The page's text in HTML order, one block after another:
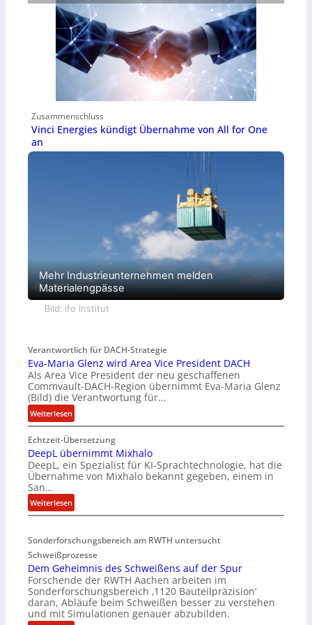
Zusammenschluss
Vinci Energies kündigt Übernahme von All for One
an
Mehr Industrieunternehmen melden
Materialengpässe
Bild: ifo Institut
Verantwortlich für DACH-Strategie
Eva-Maria Glenz wird Area Vice President DACH
Als Area Vice President der neu geschaffenen
Commvault-DACH-Region übernimmt Eva-Maria Glenz
(Bild) die Verantwortung für…
Weiterlesen:
E
v
a
-
M
a
r
i
G
l
e
n
z
w
Echtzeit-Übersetzung
DeepL übernimmt Mixhalo
DeepL, ein Spezialist für KI-Sprachtechnologie, hat die
Übernahme von Mixhalo bekannt gegeben, einem in
San…
Weiterlesen:
D
e
p
L
ü
b
e
r
Sonderforschungsbereich am RWTH untersucht
Schweißprozesse
Dem Geheimnis des Schweißens auf der Spur
Forschende der RWTH Aachen arbeiten im
Sonderforschungsbereich ‚1120 Bauteilpräzision‘
daran, Abläufe beim Schweißen besser zu verstehen
und mit Simulationen genauer abzubilden.